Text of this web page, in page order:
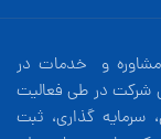
مشاوره و خدمات در
است. این شرکت در طی فعالیت
سرمایه گذاری، ثبت